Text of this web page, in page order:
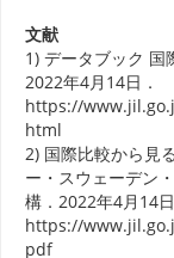
文献
1) データブック 国
2022年4月14日．
https://
html
2) 国際比較から見
ー・スウェーデン
構．2022年4月14日
https://
pdf